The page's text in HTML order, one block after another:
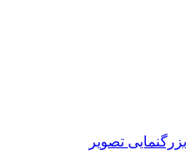
بزرگنمایی تصویر